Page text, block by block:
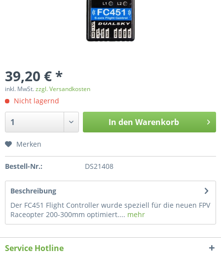
39,20 € *
inkl. MwSt.zzgl. Versandkosten
Nicht lagernd
In den Warenkorb
Merken
Bestell-Nr.: DS21408
Beschreibung
Der FC451 Flight Controller wurde speziell für die neuen FPV
Raceopter 200-300mm optimiert.... mehr
Service Hotline